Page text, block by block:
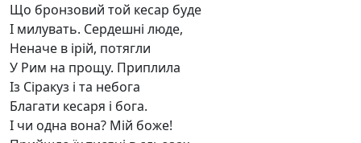
Що бронзовий той кесар буде
І милувать. Сердешні люде,
Неначе в ірій, потягли
У Рим на прощу. Приплила
Із Сіракуз і та небога
Благати кесаря і бога.
І чи одна вона? Мій боже!